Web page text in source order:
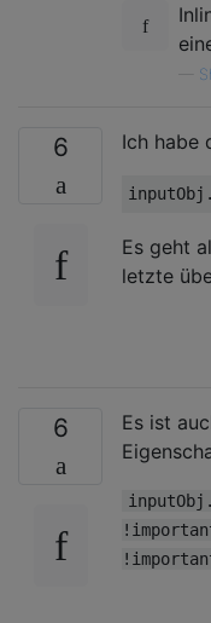
6 Ich habe
inputObj
Es geht
letzte
6
Es ist